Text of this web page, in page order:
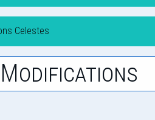
Celestes